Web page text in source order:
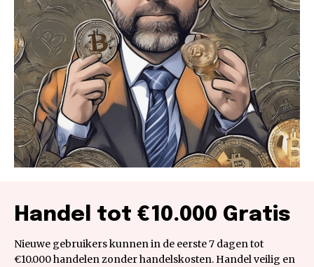
Handel tot €10.000 Gratis
Nieuwe gebruikers kunnen in de eerste 7 dagen tot
€10.000 handelen zonder handelskosten. Handel veilig en